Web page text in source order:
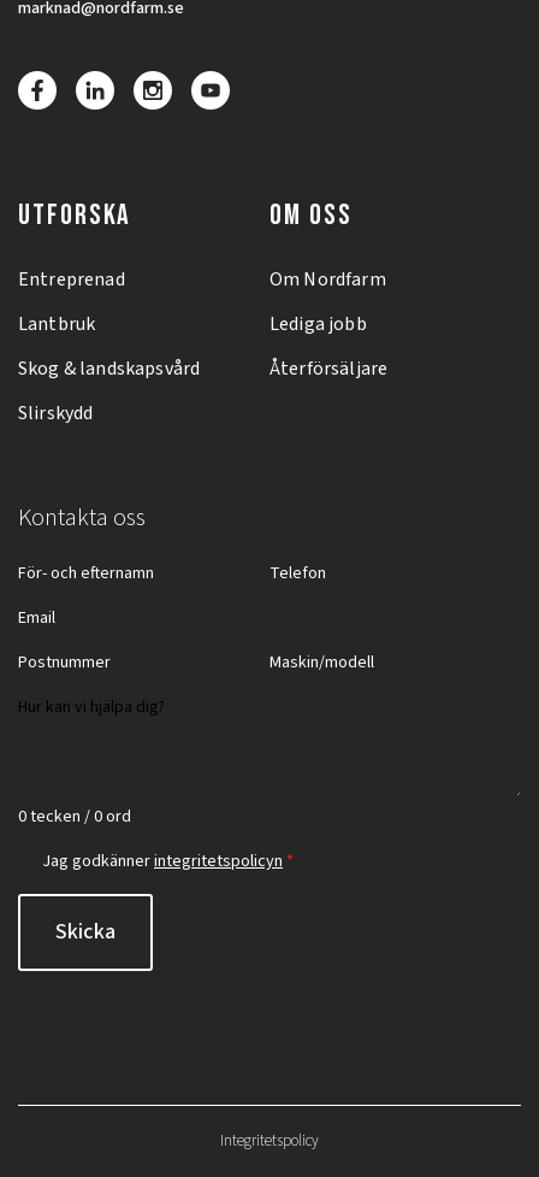
marknad@nordfarm.se
UTFORSKA
Entreprenad
Lantbruk
Skog & landskapsvård
Slirskydd
OM OSS
Om Nordfarm
Lediga jobb
Återförsäljare
Kontakta oss
0 tecken / 0 ord
Jag godkännerintegritetspolicyn *
Skicka
Integritetspolicy